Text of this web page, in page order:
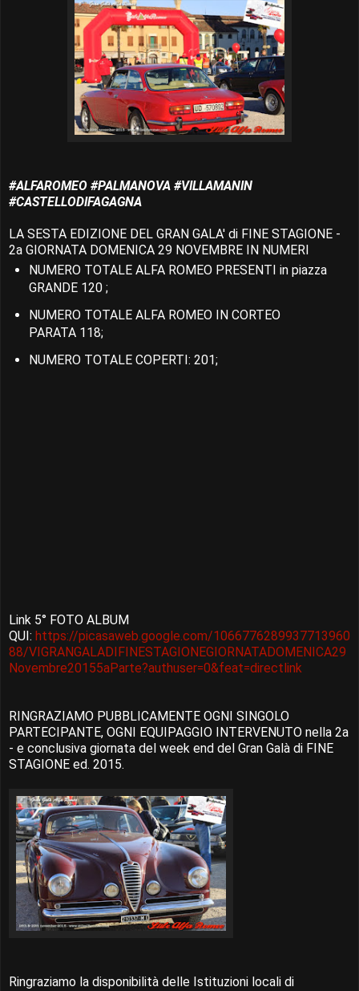
‪#‎ALFAROMEO‬ ‪#‎PALMANOVA‬ ‪#‎VILLAMANIN‬
‪#‎CASTELLODIFAGAGNA
LA SESTA EDIZIONE DEL GRAN GALA' di FINE STAGIONE -
2a GIORNATA DOMENICA 29 NOVEMBRE IN NUMERI
NUMERO TOTALE ALFA ROMEO PRESENTI in piazza
GRANDE 120 ;
NUMERO TOTALE ALFA ROMEO IN CORTEO
PARATA 118;
NUMERO TOTALE COPERTI: 201;
Link 5° FOTO ALBUM
QUI: https://picasaweb.google.com/1066776289937713960
88/VIGRANGALADIFINESTAGIONEGIORNATADOMENICA29
Novembre20155aParte?authuser=0&feat=directlink
RINGRAZIAMO PUBBLICAMENTE OGNI SINGOLO
PARTECIPANTE, OGNI EQUIPAGGIO INTERVENUTO nella 2a
- e conclusiva giornata del week end del Gran Galà di FINE
STAGIONE ed. 2015.
Ringraziamo la disponibilità delle Istituzioni locali di